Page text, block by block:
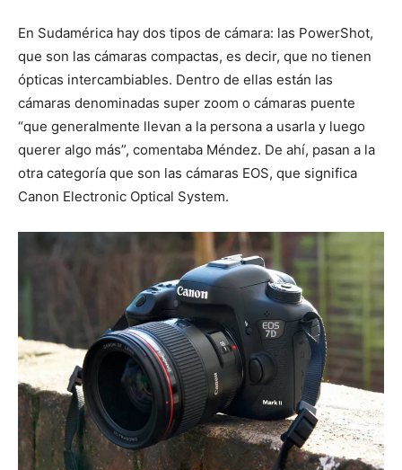
En Sudamérica hay dos tipos de cámara: las PowerShot,
que son las cámaras compactas, es decir, que no tienen
ópticas intercambiables. Dentro de ellas están las
cámaras denominadas super zoom o cámaras puente
“que generalmente llevan a la persona a usarla y luego
querer algo más”, comentaba Méndez. De ahí, pasan a la
otra categoría que son las cámaras EOS, que significa
Canon Electronic Optical System.